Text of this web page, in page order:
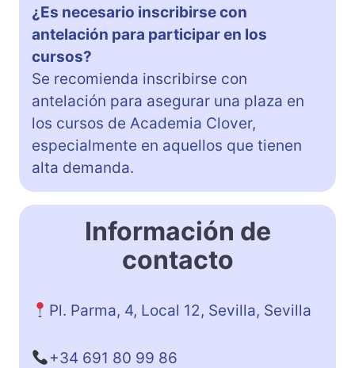
¿Es necesario inscribirse con
antelación para participar en los
cursos?
Se recomienda inscribirse con
antelación para asegurar una plaza en
los cursos de Academia Clover,
especialmente en aquellos que tienen
alta demanda.
Información de
contacto
Pl. Parma, 4, Local 12, Sevilla, Sevilla
+34 691 80 99 86